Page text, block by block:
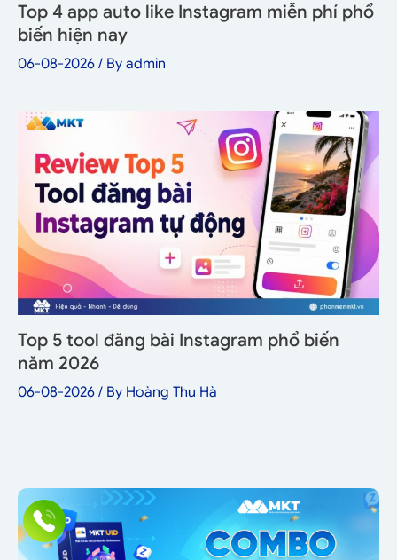
Top 4 app auto like Instagram miễn phí phổ
biến hiện nay
06-08-2026 / By admin
Top 5 tool đăng bài Instagram phổ biến
năm 2026
06-08-2026 / By Hoàng Thu Hà